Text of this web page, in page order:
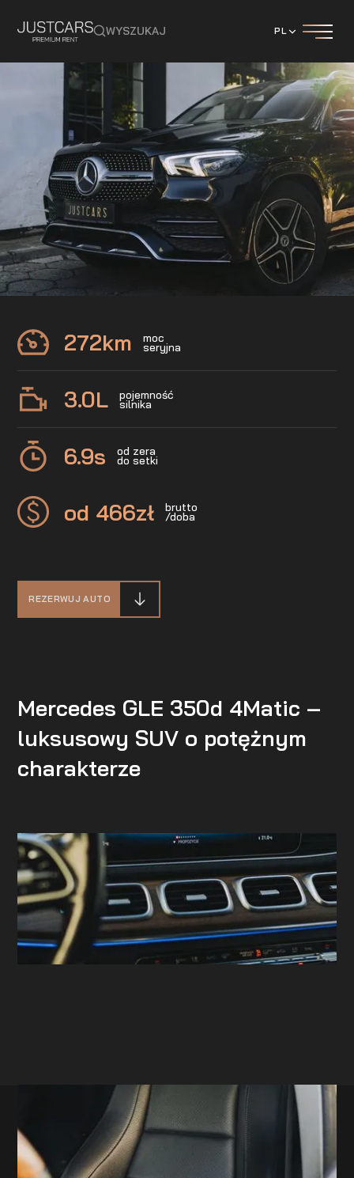
WYSZUKAJ PL
Mercedes
GLE 300d 4Matic
272km moc
seryjna
3.0L pojemność
silnika
6.9s od zera
do setki
od 466zł brutto
/doba
REZERWUJ AUTO
Mercedes GLE 350d 4Matic –
luksusowy SUV o potężnym
charakterze